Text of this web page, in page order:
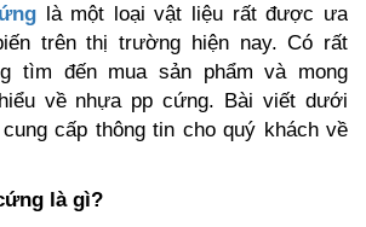
là một loại vật liệu rất được ưa
trên thị trường hiện nay. Có rất
tìm đến mua sản phẩm và mong
về nhựa pp cứng. Bài viết dưới
cấp thông tin cho quý khách về
là gì?